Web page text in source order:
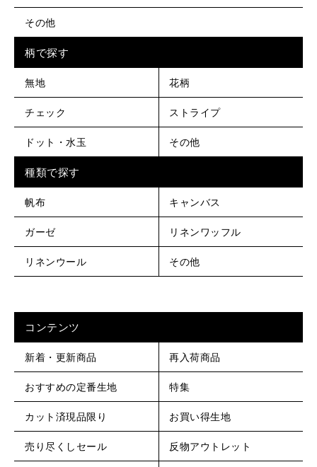
その他
柄で探す
無地 花柄
チェック ストライプ
ドット・水玉 その他
種類で探す
帆布 キャンバス
ガーゼ リネンワッフル
リネンウール その他
コンテンツ
新着・更新商品 再入荷商品
おすすめの定番生地 特集
カット済現品限り お買い得生地
売り尽くしセール 反物アウトレット